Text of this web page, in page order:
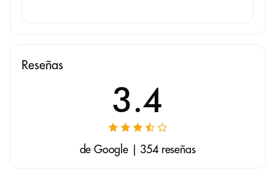
Reseñas
3.4
de Google | 354 reseñas